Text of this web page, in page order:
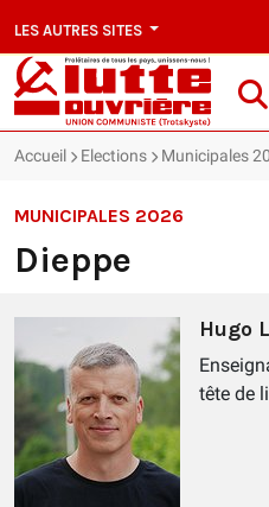
LES AUTRES SITES
Accueil Elections Municipales
MUNICIPALES 2026
Dieppe
Hugo
tête de